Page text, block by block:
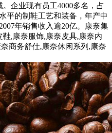
企业现有员工4000多名，占
平的制鞋工艺和装备，年产中
年销售收入逾20亿。康奈集
鞋,康奈服饰,康奈皮具,康奈内
商务舒仕,康奈休闲系列,康奈